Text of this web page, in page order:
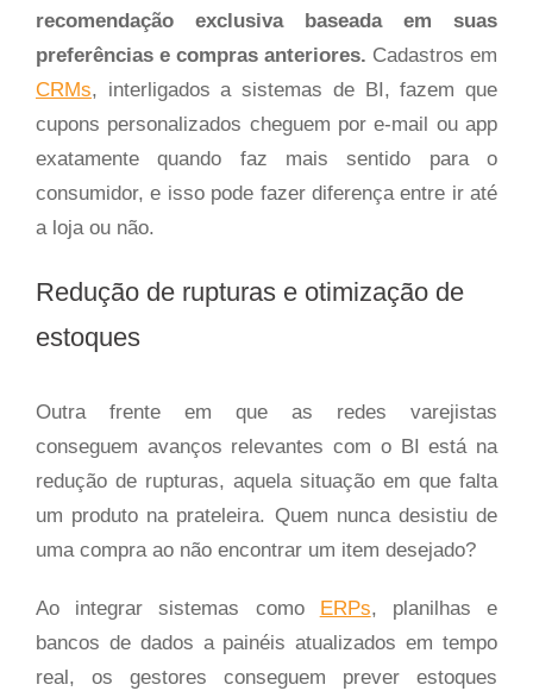
recomendação exclusiva baseada em suas
preferências e compras anteriores. Cadastros em
CRMs, interligados a sistemas de BI, fazem que
cupons personalizados cheguem por e-mail ou app
exatamente quando faz mais sentido para o
consumidor, e isso pode fazer diferença entre ir até
a loja ou não.
Redução de rupturas e otimização de
estoques
Outra frente em que as redes varejistas
conseguem avanços relevantes com o BI está na
redução de rupturas, aquela situação em que falta
um produto na prateleira. Quem nunca desistiu de
uma compra ao não encontrar um item desejado?
Ao integrar sistemas como ERPs, planilhas e
bancos de dados a painéis atualizados em tempo
real, os gestores conseguem prever estoques